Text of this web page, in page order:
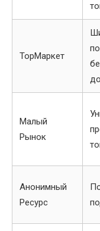
ТорМаркет
Малый
Рынок
Анонимный
Ресурс